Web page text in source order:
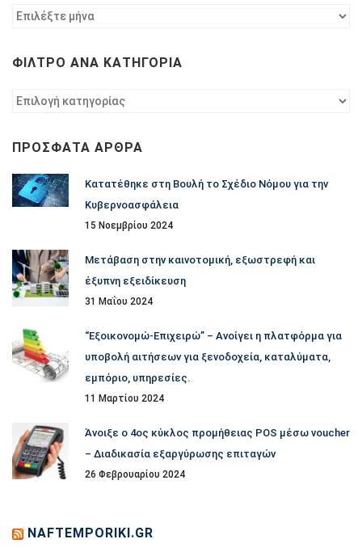
Φίλτρο
ΦΊΛΤΡΟ ΑΝΆ ΚΑΤΗΓΟΡΊΑ
Φίλτρο
ΠΡΌΣΦΑΤΑ ΆΡΘΡΑ
Κατατέθηκε στη Βουλή το Σχέδιο Νόμου για την
Κυβερνοασφάλεια
15 Νοεμβρίου 2024
Μετάβαση στην καινοτομική, εξωστρεφή και
έξυπνη εξειδίκευση
31 Μαΐου 2024
“Εξοικονομώ-Επιχειρώ” – Ανοίγει η πλατφόρμα για
υποβολή αιτήσεων για ξενοδοχεία, καταλύματα,
εμπόριο, υπηρεσίες.
11 Μαρτίου 2024
Άνοιξε ο 4ος κύκλος προμήθειας POS μέσω voucher
– Διαδικασία εξαργύρωσης επιταγών
26 Φεβρουαρίου 2024
NAFTEMPORIKI.GR